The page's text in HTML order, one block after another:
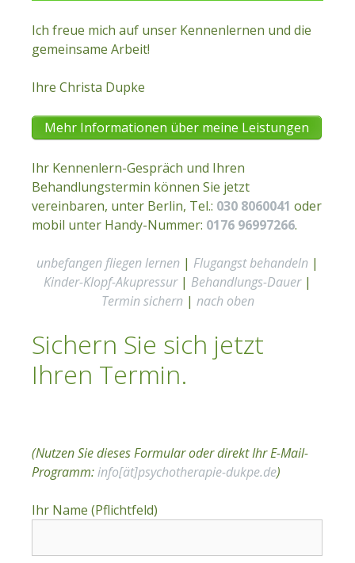
Ich freue mich auf unser Kennenlernen und die
gemeinsame Arbeit!
Ihre Christa Dupke
Mehr Informationen über meine Leistungen
Ihr Kennenlern-Gespräch und Ihren
Behandlungstermin können Sie jetzt
vereinbaren, unter Berlin, Tel.: 030 8060041 oder
mobil unter Handy-Nummer: 0176 96997266.
unbefangen fliegen lernen | Flugangst behandeln |
Kinder-Klopf-Akupressur| Behandlungs-Dauer|
Termin sichern| nach oben
Sichern Sie sich jetzt
Ihren Termin.
(Nutzen Sie dieses Formular oder direkt Ihr E-Mail-
Programm:info[ät]psychotherapie-dukpe.de)
Ihr Name (Pflichtfeld)